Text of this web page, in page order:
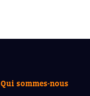
Qui sommes-nous